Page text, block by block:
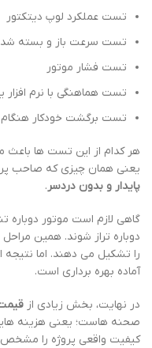
تست عملکرد لوپ دیتکتور
تست سرعت باز و بسته
تست فشار موتور
تست هماهنگی با نرم افزار
تست برگشت خودکار هنگام
هر کدام از این تست ها باعث
یعنی همان چیزی که صاحب
پایدار و بدون دردسر.
گاهی لازم است موتور دوباره
دوباره تراز شوند. همین
را تشکیل می دهند. اما
آماده بهره برداری است.
در نهایت، بخش زیادی از قیمت
صحنه هاست؛ یعنی هزینه
کیفیت واقعی پروژه را مشخص